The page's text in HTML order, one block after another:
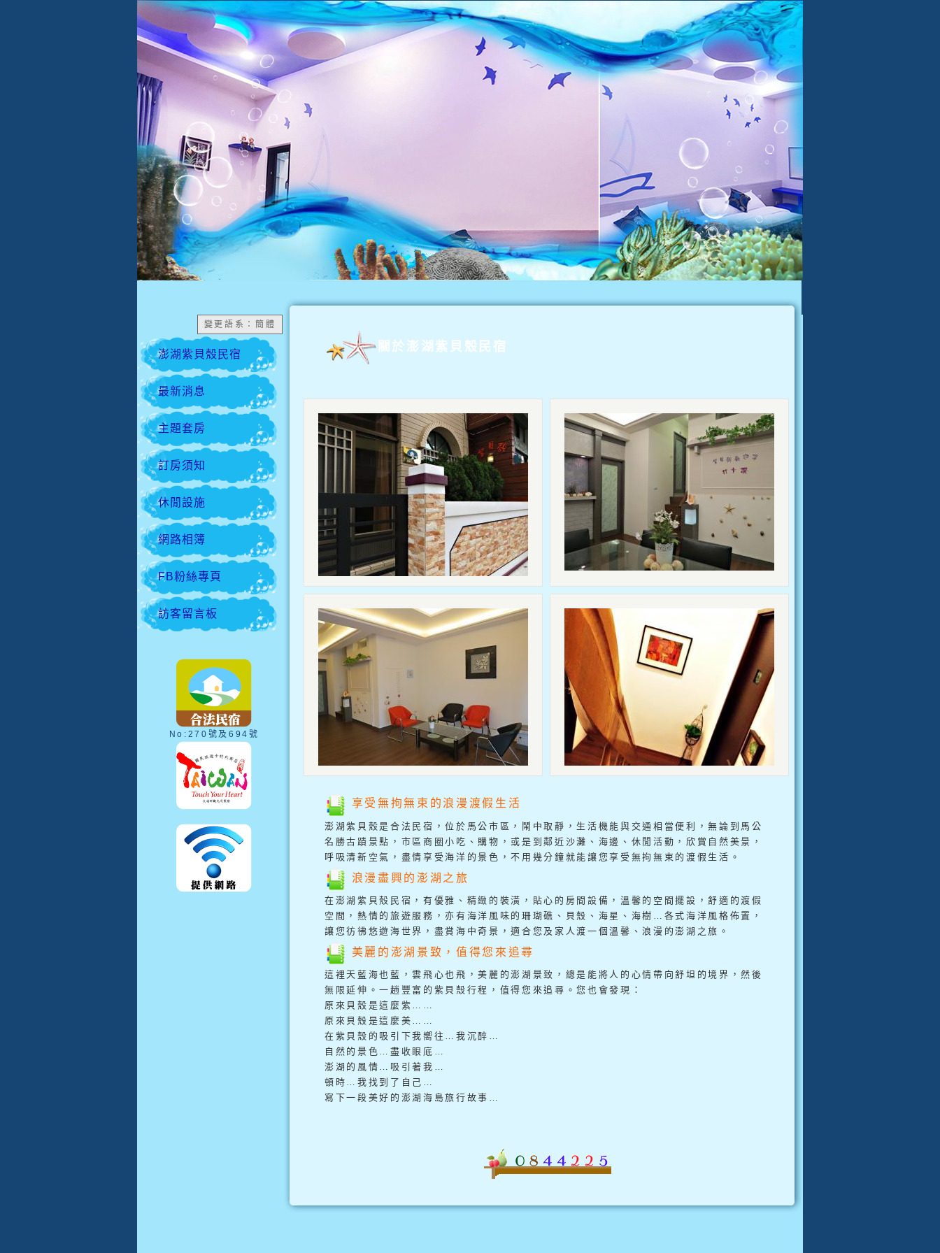
變更語系：簡體
澎湖紫貝殼民宿
最新消息
主題套房
訂房須知
休閒設施
網路相簿
FB粉絲專頁
訪客留言板
No:270號及694號
關於澎湖紫貝殼民宿
享受無拘無束的浪漫渡假生活
澎湖紫貝殼是合法民宿，位於馬公市區，鬧中取靜，生活機能與交通相當便利，無論到馬公
名勝古蹟景點，市區商圈小吃、購物，或是到鄰近沙灘、海邊、休閒活動，欣賞自然美景，
呼吸清新空氣，盡情享受海洋的景色，不用幾分鐘就能讓您享受無拘無束的渡假生活。
浪漫盡興的澎湖之旅
在澎湖紫貝殼民宿，有優雅、精緻的裝潢，貼心的房間設備，溫馨的空間擺設，舒適的渡假
空間，熱情的旅遊服務，亦有海洋風味的珊瑚礁、貝殼、海星、海樹…各式海洋風格佈置，
讓您彷彿悠遊海世界，盡賞海中奇景，適合您及家人渡一個溫馨、浪漫的澎湖之旅。
美麗的澎湖景致，值得您來追尋
這裡天藍海也藍，雲飛心也飛，美麗的澎湖景致，總是能將人的心情帶向舒坦的境界，然後
無限延伸。一趟豐富的紫貝殼行程，值得您來追尋。您也會發現：
原來貝殼是這麼紫……
原來貝殼是這麼美……
在紫貝殼的吸引下我嚮往…我沉醉…
自然的景色…盡收眼底…
澎湖的風情…吸引著我…
頓時…我找到了自己…
寫下一段美好的澎湖海島旅行故事…